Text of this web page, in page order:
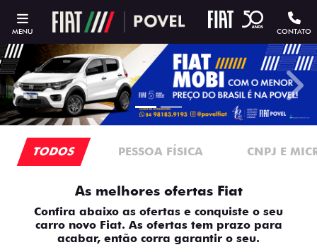
MENU CONTATO
templates.template-
TODOS PESSOA FÍSICA CNPJ E
As melhores ofertas Fiat
Confira abaixo as ofertas e conquiste o seu
carro novo Fiat. As ofertas tem prazo para
acabar, então corra garantir o seu.